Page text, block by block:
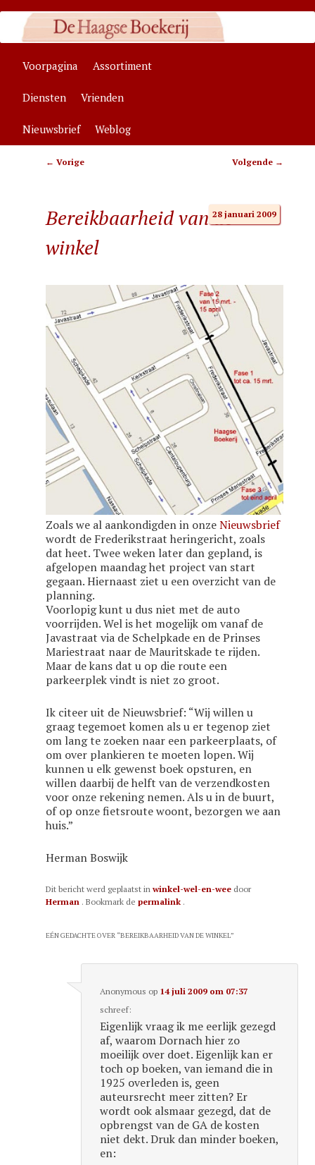
Zelfstandige algemene boekhandel in Den Haag, specialisaties:
antroposofie, wenskaarten
Spring
naar
de
primaire
Spring
naar
de
secundaire
Voorpagina Assortiment
Diensten Vrienden
Nieuwsbrief Weblog
Bericht
← Vorige Volgende →
Bereikbaarheid van de
winkel
28 januari 2009
Zoals we al aankondigden in onzeNieuwsbrief
wordt de Frederikstraat heringericht, zoals
dat heet. Twee weken later dan gepland, is
afgelopen maandag het project van start
gegaan. Hiernaast ziet u een overzicht van de
planning.
Voorlopig kunt u dus niet met de auto
voorrijden. Wel is het mogelijk om vanaf de
Javastraat via de Schelpkade en de Prinses
Mariestraat naar de Mauritskade te rijden.
Maar de kans dat u op die route een
parkeerplek vindt is niet zo groot.
Ik citeer uit de Nieuwsbrief: “Wij willen u
graag tegemoet komen als u er tegenop ziet
om lang te zoeken naar een parkeerplaats, of
om over plankieren te moeten lopen. Wij
kunnen u elk gewenst boek opsturen, en
willen daarbij de helft van de verzendkosten
voor onze rekening nemen. Als u in de buurt,
of op onze fietsroute woont, bezorgen we aan
huis.”
Herman Boswijk
Dit bericht werd geplaatst inwinkel-wel-en-wee door
Herman . Bookmark depermalink .
EÉN GEDACHTE OVER “BEREIKBAARHEID VAN DE WINKEL”
Anonymous op 14 juli 2009 om 07:37
schreef:
Eigenlijk vraag ik me eerlijk gezegd
af, waarom Dornach hier zo
moeilijk over doet. Eigenlijk kan er
toch op boeken, van iemand die in
1925 overleden is, geen
auteursrecht meer zitten? Er
wordt ook alsmaar gezegd, dat de
opbrengst van de GA de kosten
niet dekt. Druk dan minder boeken,
en: